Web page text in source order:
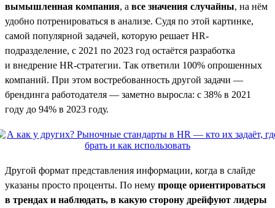
вымышленная компания, а все значения случайны, на нём
удобно потренироваться в анализе. Судя по этой картинке,
самой популярной задачей, которую решает HR-
подразделение, с 2021 по 2023 год остаётся разработка
и внедрение HR-стратегии. Так ответили 100% опрошенных
компаний. При этом востребованность другой задачи —
брендинга работодателя — заметно выросла: с 38% в 2021
году до 94% в 2023 году.
Другой формат представления информации, когда в слайде
указаны просто проценты. По нему проще ориентироваться
в трендах и наблюдать, в какую сторону дрейфуют лидеры